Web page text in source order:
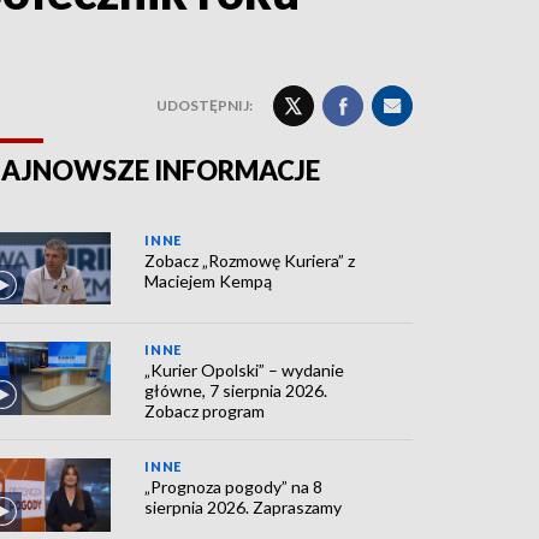
UDOSTĘPNIJ:
INFORMACJE
INNE
Zobacz „Rozmowę Kuriera” z
Maciejem Kempą
INNE
„Kurier Opolski” – wydanie
główne, 7 sierpnia 2026.
Zobacz program
INNE
„Prognoza pogody” na 8
sierpnia 2026. Zapraszamy